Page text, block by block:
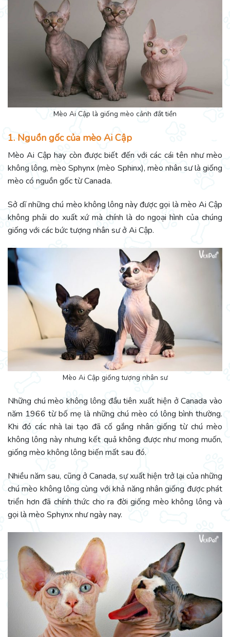
Mèo Ai Cập là giống mèo cảnh đắt tiền
1. Nguồn gốc của mèo Ai Cập
Mèo Ai Cập hay còn được biết đến với các cái tên như mèo
không lông, mèo Sphynx (mèo Sphinx), mèo nhân sư là giống
mèo có nguồn gốc từ Canada.
Sở dĩ những chú mèo không lông này được gọi là mèo Ai Cập
không phải do xuất xứ mà chính là do ngoại hình của chúng
giống với các bức tượng nhân sư ở Ai Cập.
Mèo Ai Cập giống tượng nhân sư
Những chú mèo không lông đầu tiên xuất hiện ở Canada vào
năm 1966 từ bố mẹ là những chú mèo có lông bình thường.
Khi đó các nhà lai tạo đã cố gắng nhân giống từ chú mèo
không lông này nhưng kết quả không được như mong muốn,
giống mèo không lông biến mất sau đó.
Nhiều năm sau, cũng ở Canada, sự xuất hiện trở lại của những
chú mèo không lông cùng với khả năng nhân giống được phát
triển hơn đã chính thức cho ra đời giống mèo không lông và
gọi là mèo Sphynx như ngày nay.